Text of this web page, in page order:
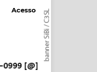
Acesso